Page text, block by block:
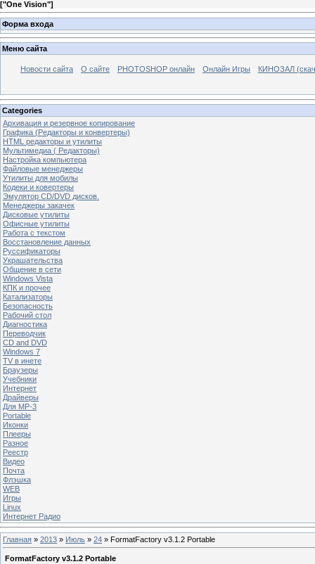
["One Vision"]
Форма входа
Меню сайта
Новости сайта О сайте PHOTOSHOP онлайн Онлайн Игры КИНОЗАЛ
Categories
Архивация и резервное копирование
Графика (Редакторы и конвертеры)
HTML редакторы и утилиты
Мультимедиа ( Редакторы)
Настройка компьютера
Файловые менеджеры
Утилиты для мобилы
Кодеки и ковертеры
Эмулятор CD/DVD дисков.
Менеджеры закачек
Дисковые утилиты
Офисные утилиты
Работа с текстом
Восстановление данных
Руссификаторы
Украшательства
Общение в сети
Windows Vista
КПК и прочее
Катализаторы
Безопасность
Рабочий стол
Диагностика
Переводчик
CD and DVD
Windows 7
TV в инете
Браузеры
Учебники
Интернет
Драйверы
Для MP-3
Portable
Иконки
Плееры
Разное
Реестр
Видео
Почта
Флэшка
WEB
Игры
Linux
Интернет Радио
Главная » 2013 » Июль » 24 » FormatFactory v3.1.2 Portable
FormatFactory v3.1.2 Portable